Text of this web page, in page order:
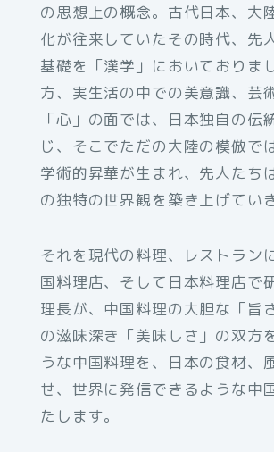
の思想上の概念。古代日本、大
化が往来していたその時代、先
基礎を「漢学」においておりま
方、実生活の中での美意識、芸
「心」の面では、日本独自の伝
じ、そこでただの大陸の模倣で
学術的昇華が生まれ、先人たち
の独特の世界観を築き上げてい
それを現代の料理、レストラン
国料理店、そして日本料理店で
理長が、中国料理の大胆な「旨
の滋味深き「美味しさ」の双方
うな中国料理を、日本の食材、
せ、世界に発信できるような中
たします。